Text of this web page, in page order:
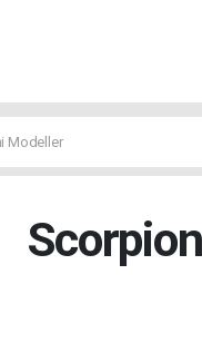
Modeller